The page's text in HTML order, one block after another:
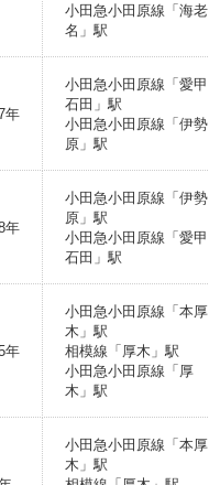
小田急小田原線「海老
名」駅
年
小田急小田原線「愛甲
石田」駅
小田急小田原線「伊勢
原」駅
年
小田急小田原線「伊勢
原」駅
小田急小田原線「愛甲
石田」駅
年
小田急小田原線「本厚
木」駅
相模線「厚木」駅
小田急小田原線「厚
木」駅
小田急小田原線「本厚
木」駅